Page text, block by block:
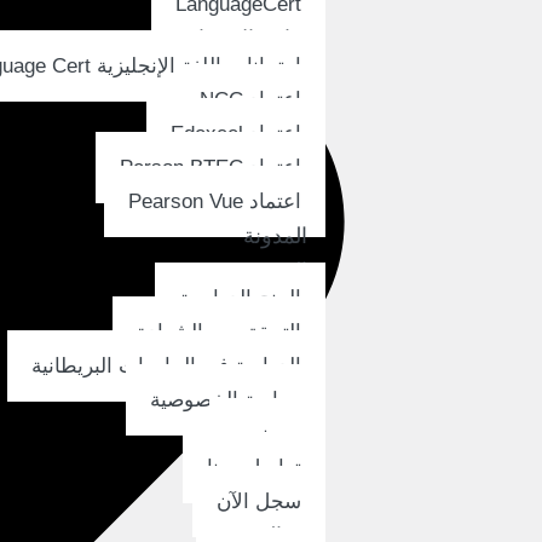
LanguageCert
امتحانات اللغة الإنجليزية Language Cert
اعتماد NCC
اعتماد Edexcel
اعتماد Person BTEC
اعتماد Pearson Vue
المدونة
المنح الدراسية
التحقق من الشهادة
الدراسة في الجامعات البريطانية
سياسة الخصوصية
من نحن
تواصل معنا
سجل الآن